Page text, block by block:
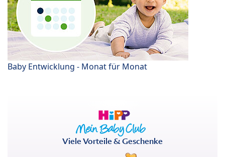
Baby Entwicklung - Monat für Monat
Viele Vorteile & Geschenke